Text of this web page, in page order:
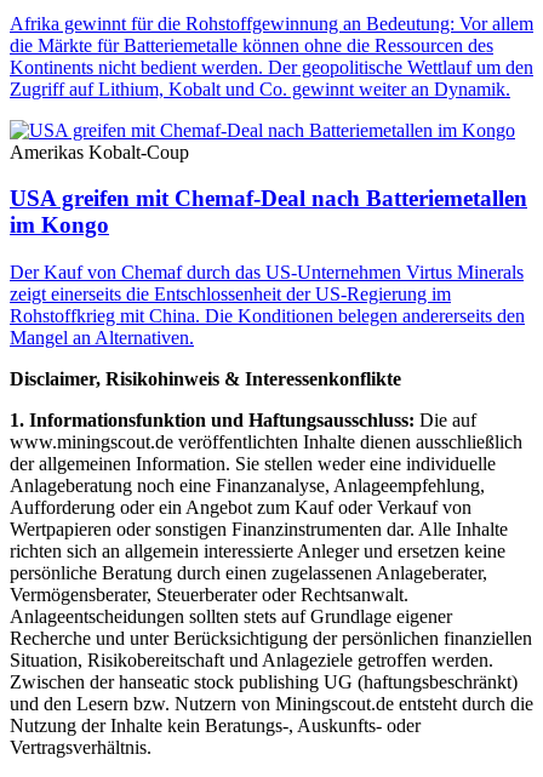
Afrika gewinnt für die Rohstoffgewinnung an Bedeutung: Vor allem
die Märkte für Batteriemetalle können ohne die Ressourcen des
Kontinents nicht bedient werden. Der geopolitische Wettlauf um den
Zugriff auf Lithium, Kobalt und Co. gewinnt weiter an Dynamik.
Amerikas Kobalt-Coup
USA greifen mit Chemaf-Deal nach Batteriemetallen
im Kongo
Der Kauf von Chemaf durch das US-Unternehmen Virtus Minerals
zeigt einerseits die Entschlossenheit der US-Regierung im
Rohstoffkrieg mit China. Die Konditionen belegen andererseits den
Mangel an Alternativen.
Disclaimer, Risikohinweis & Interessenkonflikte
1. Informationsfunktion und Haftungsausschluss: Die auf
www.miningscout.de veröffentlichten Inhalte dienen ausschließlich
der allgemeinen Information. Sie stellen weder eine individuelle
Anlageberatung noch eine Finanzanalyse, Anlageempfehlung,
Aufforderung oder ein Angebot zum Kauf oder Verkauf von
Wertpapieren oder sonstigen Finanzinstrumenten dar. Alle Inhalte
richten sich an allgemein interessierte Anleger und ersetzen keine
persönliche Beratung durch einen zugelassenen Anlageberater,
Vermögensberater, Steuerberater oder Rechtsanwalt.
Anlageentscheidungen sollten stets auf Grundlage eigener
Recherche und unter Berücksichtigung der persönlichen finanziellen
Situation, Risikobereitschaft und Anlageziele getroffen werden.
Zwischen der hanseatic stock publishing UG (haftungsbeschränkt)
und den Lesern bzw. Nutzern von Miningscout.de entsteht durch die
Nutzung der Inhalte kein Beratungs-, Auskunfts- oder
Vertragsverhältnis.